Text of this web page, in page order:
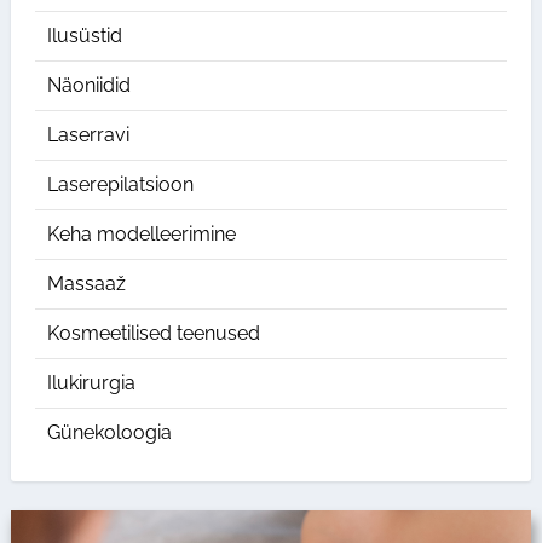
Ilusüstid
Näoniidid
Laserravi
Laserepilatsioon
Keha modelleerimine
Massaaž
Kosmeetilised teenused
Ilukirurgia
Günekoloogia